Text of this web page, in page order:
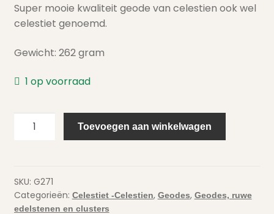
Super mooie kwaliteit geode van celestien ook wel
celestiet genoemd.
Gewicht: 262 gram
1 op voorraad
Celestien
aantal
Toevoegen aan winkelwagen
SKU: G271
Categorieën: Celestiet -Celestien, Geodes, Geodes, ruwe
edelstenen en clusters